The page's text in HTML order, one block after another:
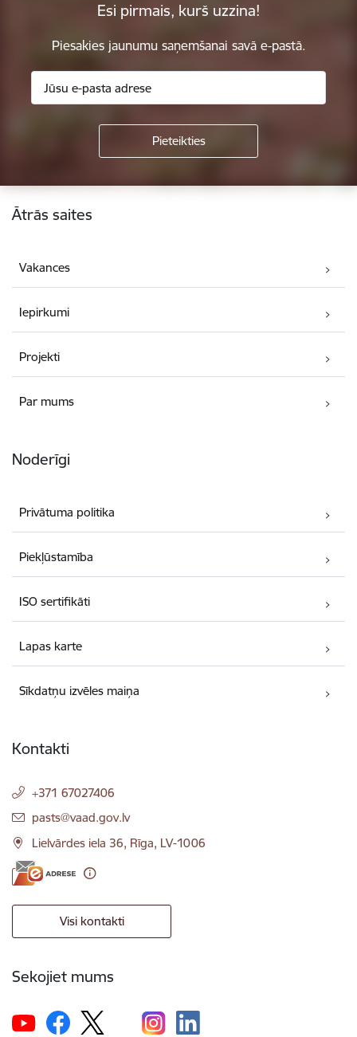
Esi pirmais, kurš uzzina!
Piesakies jaunumu saņemšanai savā e-pastā.
Kājene
Ātrās saites
Vakances
Iepirkumi
Projekti
Par mums
Noderīgi
Privātuma politika
Piekļūstamība
ISO sertifikāti
Lapas karte
Sīkdatņu izvēles maiņa
Kontakti
+371 67027406
E-pasts:
pasts@vaad.gov.lv
Lielvārdes iela 36, Rīga, LV-1006
Visi kontakti
Sekojiet mums